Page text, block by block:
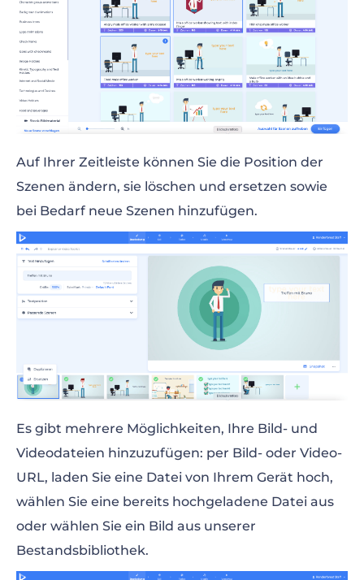
Auf Ihrer Zeitleiste können Sie die Position der
Szenen ändern, sie löschen und ersetzen sowie
bei Bedarf neue Szenen hinzufügen.
Es gibt mehrere Möglichkeiten, Ihre Bild- und
Videodateien hinzuzufügen: per Bild- oder Video-
URL, laden Sie eine Datei von Ihrem Gerät hoch,
wählen Sie eine bereits hochgeladene Datei aus
oder wählen Sie ein Bild aus unserer
Bestandsbibliothek.